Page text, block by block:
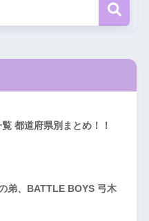
都道府県別まとめ！！
弟、BATTLE BOYS 弓木